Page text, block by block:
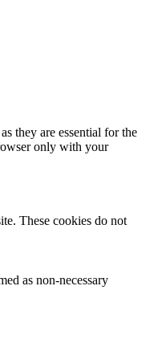
they are essential for the
only with your
These cookies do not
as non-necessary